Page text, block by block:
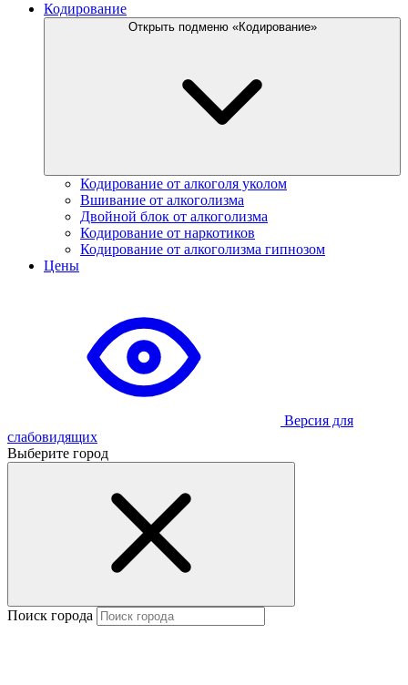
Кодирование
Открыть подменю «Кодирование»
Кодирование от алкоголя уколом
Вшивание от алкоголизма
Двойной блок от алкоголизма
Кодирование от наркотиков
Кодирование от алкоголизма гипнозом
Цены
Версия для
слабовидящих
Выберите город
Поиск города